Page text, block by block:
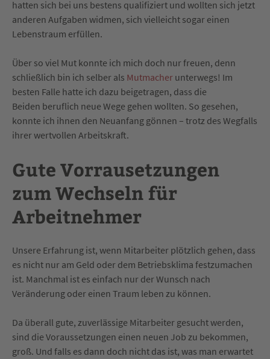
hatten sich bei uns bestens qualifiziert und wollten sich jetzt
anderen Aufgaben widmen, sich vielleicht sogar einen
Lebenstraum erfüllen.
Über so viel Mut konnte ich mich doch nur freuen, denn
schließlich bin ich selber als Mutmacher unterwegs! Im
besten Falle hatte ich dazu beigetragen, dass die
Beiden beruflich neue Wege gehen wollten. So gesehen,
konnte ich ihnen den Neuanfang gönnen – trotz des Wegfalls
ihrer wertvollen Arbeitskraft.
Gute Vorrausetzungen
zum Wechseln für
Arbeitnehmer
Unsere Erfahrung ist, wenn Mitarbeiter plötzlich gehen, dass
es nicht nur am Geld oder dem Betriebsklima festzumachen
ist. Manchmal ist es einfach nur der Wunsch nach
Veränderung oder einen Traum leben zu können.
Da überall gute, zuverlässige Mitarbeiter gesucht werden,
sind die Voraussetzungen einen neuen Job zu bekommen,
groß. Und falls es dann doch nicht das ist, was man erwartet